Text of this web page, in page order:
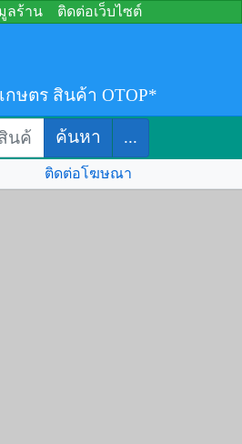
ลร้าน ติดต่อเว็บไซต์
ษตร สินค้า OTOP*
ค้นหา ...
ติดต่อโฆษณา